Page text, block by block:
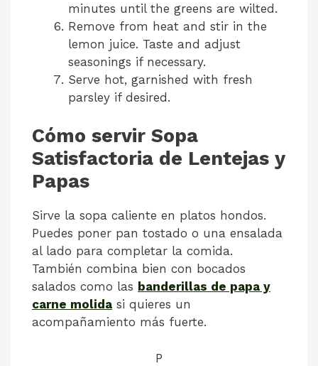
minutes until the greens are wilted.
Remove from heat and stir in the
lemon juice. Taste and adjust
seasonings if necessary.
Serve hot, garnished with fresh
parsley if desired.
Cómo servir Sopa
Satisfactoria de Lentejas y
Papas
Sirve la sopa caliente en platos hondos.
Puedes poner pan tostado o una ensalada
al lado para completar la comida.
También combina bien con bocados
salados como las banderillas de papa y
carne molida si quieres un
acompañamiento más fuerte.
P